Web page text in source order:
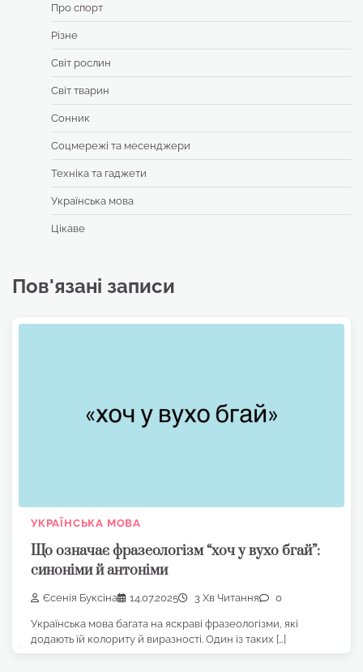
Про спорт
Різне
Світ рослин
Світ тварин
Сонник
Соцмережі та месенджери
Техніка та гаджети
Українська мова
Цікаве
Пов'язані записи
УКРАЇНСЬКА МОВА
Що означає фразеологізм “хоч у вухо бгай”:
синоніми й антоніми
Єсенія Буксіна 14.07.2025 3 Хв Читання 0
Українська мова багата на яскраві фразеологізми, які
додають їй колориту й виразності. Один із таких […]